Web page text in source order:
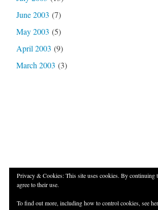
June 2003 (7)
May 2003 (5)
April 2003 (9)
March 2003 (3)
Privacy & Cookies: This site uses cookies. By continuing
agree to their use.
To find out more, including how to control cookies, see